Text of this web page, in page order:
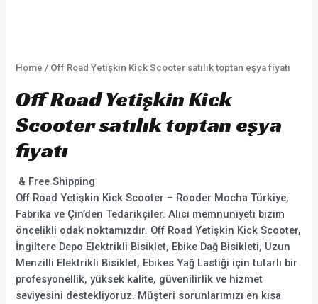
Home / Off Road Yetişkin Kick Scooter satılık toptan eşya fiyatı
Off Road Yetişkin Kick
Scooter satılık toptan eşya
fiyatı
& Free Shipping
Off Road Yetişkin Kick Scooter – Rooder Mocha Türkiye,
Fabrika ve Çin’den Tedarikçiler. Alıcı memnuniyeti bizim
öncelikli odak noktamızdır. Off Road Yetişkin Kick Scooter,
İngiltere Depo Elektrikli Bisiklet, Ebike Dağ Bisikleti, Uzun
Menzilli Elektrikli Bisiklet, Ebikes Yağ Lastiği için tutarlı bir
profesyonellik, yüksek kalite, güvenilirlik ve hizmet
seviyesini destekliyoruz. Müşteri sorunlarımızı en kısa